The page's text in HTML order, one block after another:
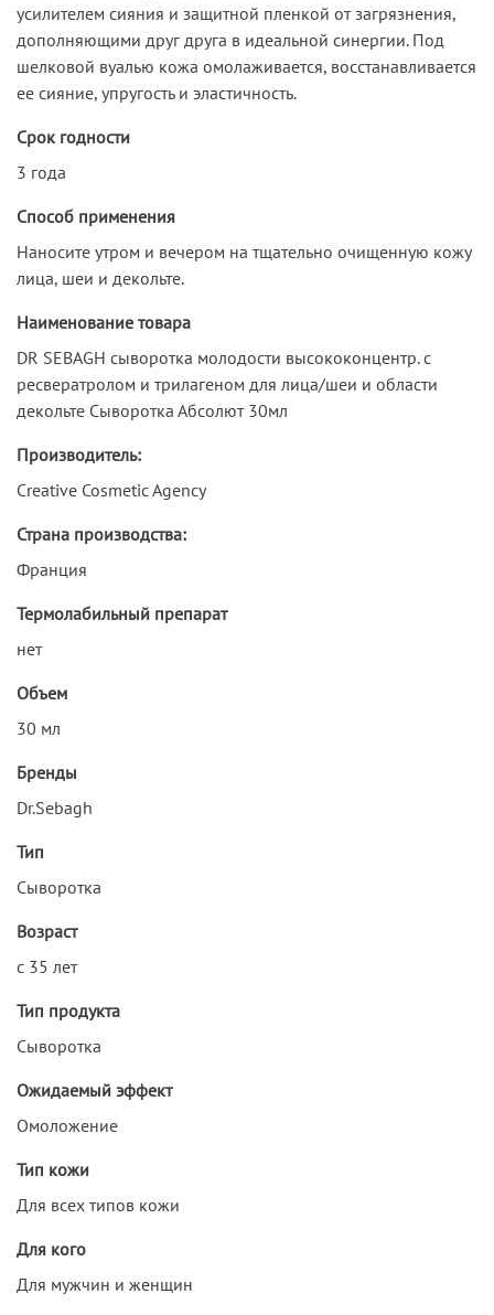
усилителем сияния и защитной пленкой от загрязнения,
дополняющими друг друга в идеальной синергии. Под
шелковой вуалью кожа омолаживается, восстанавливается
ее сияние, упругость и эластичность.
Срок годности
3 года
Способ применения
Наносите утром и вечером на тщательно очищенную кожу
лица, шеи и декольте.
Наименование товара
DR SEBAGH сыворотка молодости высококонцентр. с
ресвератролом и трилагеном для лица/шеи и области
декольте Сыворотка Абсолют 30мл
Производитель:
Creative Cosmetic Agency
Страна производства:
Франция
Термолабильный препарат
нет
Объем
30 мл
Бренды
Dr.Sebagh
Тип
Сыворотка
Возраст
с 35 лет
Тип продукта
Сыворотка
Ожидаемый эффект
Омоложение
Тип кожи
Для всех типов кожи
Для кого
Для мужчин и женщин